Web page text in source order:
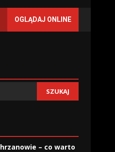
OGLĄDAJ ONLINE
SZUKAJ
– co warto